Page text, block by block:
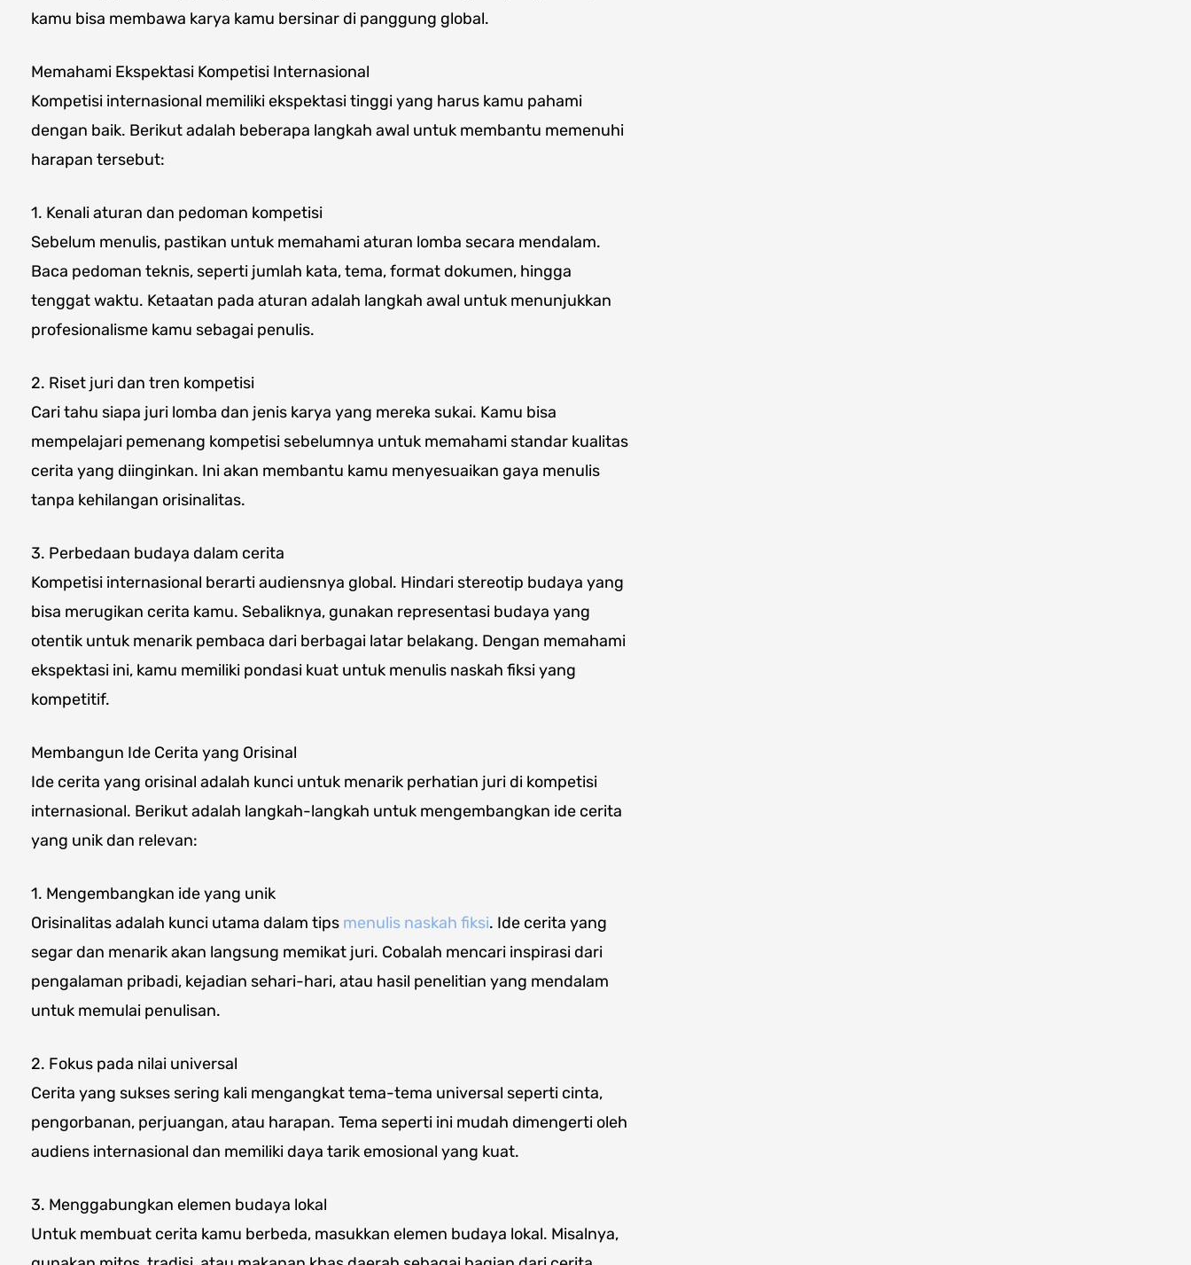
kamu bisa membawa karya kamu bersinar di panggung global.
Memahami Ekspektasi Kompetisi Internasional
Kompetisi internasional memiliki ekspektasi tinggi yang harus kamu pahami
dengan baik. Berikut adalah beberapa langkah awal untuk membantu memenuhi
harapan tersebut:
1. Kenali aturan dan pedoman kompetisi
Sebelum menulis, pastikan untuk memahami aturan lomba secara mendalam.
Baca pedoman teknis, seperti jumlah kata, tema, format dokumen, hingga
tenggat waktu. Ketaatan pada aturan adalah langkah awal untuk menunjukkan
profesionalisme kamu sebagai penulis.
2. Riset juri dan tren kompetisi
Cari tahu siapa juri lomba dan jenis karya yang mereka sukai. Kamu bisa
mempelajari pemenang kompetisi sebelumnya untuk memahami standar kualitas
cerita yang diinginkan. Ini akan membantu kamu menyesuaikan gaya menulis
tanpa kehilangan orisinalitas.
3. Perbedaan budaya dalam cerita
Kompetisi internasional berarti audiensnya global. Hindari stereotip budaya yang
bisa merugikan cerita kamu. Sebaliknya, gunakan representasi budaya yang
otentik untuk menarik pembaca dari berbagai latar belakang. Dengan memahami
ekspektasi ini, kamu memiliki pondasi kuat untuk menulis naskah fiksi yang
kompetitif.
Membangun Ide Cerita yang Orisinal
Ide cerita yang orisinal adalah kunci untuk menarik perhatian juri di kompetisi
internasional. Berikut adalah langkah-langkah untuk mengembangkan ide cerita
yang unik dan relevan:
1. Mengembangkan ide yang unik
Orisinalitas adalah kunci utama dalam tips menulis naskah fiksi. Ide cerita yang
segar dan menarik akan langsung memikat juri. Cobalah mencari inspirasi dari
pengalaman pribadi, kejadian sehari-hari, atau hasil penelitian yang mendalam
untuk memulai penulisan.
2. Fokus pada nilai universal
Cerita yang sukses sering kali mengangkat tema-tema universal seperti cinta,
pengorbanan, perjuangan, atau harapan. Tema seperti ini mudah dimengerti oleh
audiens internasional dan memiliki daya tarik emosional yang kuat.
3. Menggabungkan elemen budaya lokal
Untuk membuat cerita kamu berbeda, masukkan elemen budaya lokal. Misalnya,